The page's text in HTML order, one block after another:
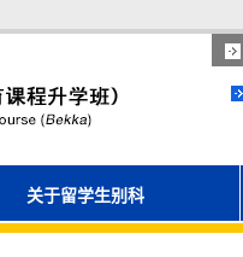
关于留学生别科